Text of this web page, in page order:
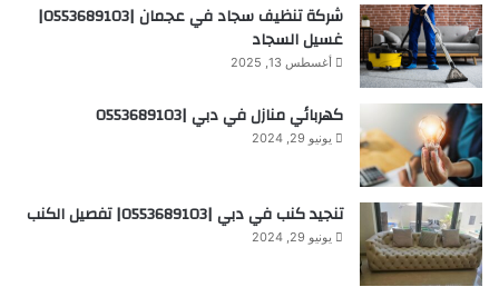
شركة تنظيف سجاد في عجمان |0553689103|
غسيل السجاد
أغسطس 13, 2025
كهربائي منازل في دبي |0553689103
يونيو 29, 2024
تنجيد كنب في دبي |0553689103| تفصيل الكنب
يونيو 29, 2024